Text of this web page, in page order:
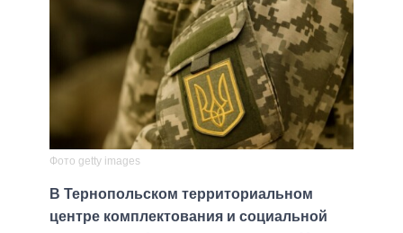
Фото getty images
В Тернопольском территориальном
центре комплектования и социальной